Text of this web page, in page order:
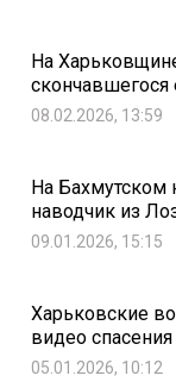
На
08.02.2026, 13:59
На Бахмутском
наводчик из
09.01.2026, 15:15
Харьковские
видео спасения
05.01.2026, 10:12